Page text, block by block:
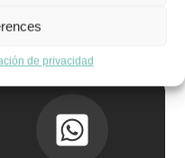
de privacidad
lo posible por